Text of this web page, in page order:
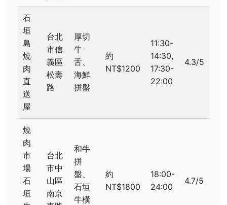
石
垣
島
燒
肉
直
送
屋
台北
市信
義區
松壽
路
厚切
牛
舌、
海鮮
拼盤
約
NT$1200
11:30-
14:30,
17:30-
22:00
4.3/5
燒
肉
市
場
石
垣
台北
市中
山區
南京
和牛
拼
盤、
石垣
牛橫
約
NT$1800
18:00-
24:00
4.7/5